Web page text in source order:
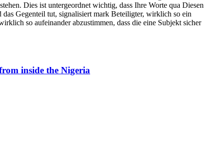
Dies ist untergeordnet wichtig, dass Ihre Worte qua Diesen
Gegenteil tut, signalisiert mark Beteiligter, wirklich so ein
so aufeinander abzustimmen, dass die eine Subjekt sicher
inside the Nigeria